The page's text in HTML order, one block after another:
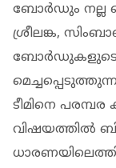
ബോർഡും നല്ല
ശ്രീലങ്ക,
ബോർഡുകളുടെ
ടീമിനെ
വിഷയത്തിൽ